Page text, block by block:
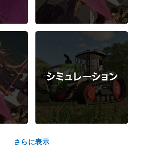
さらに表示